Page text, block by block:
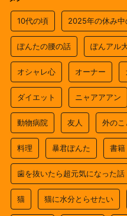
10代の頃 2025年の休み中
ぽんたの腰の話 ぽんアル
オシャレ心 オーナー
ダイエット ニャアアアン
動物病院 友人 外のこ
料理 暴君ぽんた 書籍
歯を抜いたら超元気になった話
猫 猫に水分とらせたい